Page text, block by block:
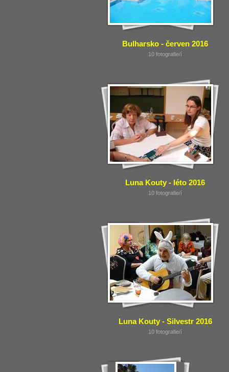
Bulharsko - červen 2016
10 fotografie/í
Luna Kouty - léto 2016
10 fotografie/í
Luna Kouty - Silvestr 2016
10 fotografie/í